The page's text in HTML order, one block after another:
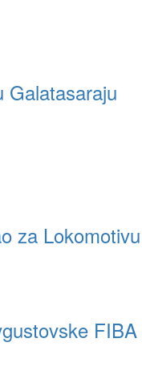
Galatasaraju
za Lokomotivu
FIBA